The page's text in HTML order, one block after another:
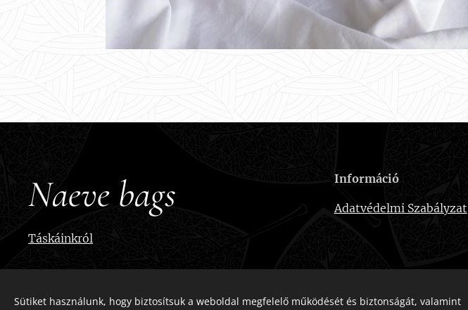
Naeve bags
Táskáinkról
Információ
Adatvédelmi Szabályzat
Sütiket használunk, hogy biztosítsuk a weboldal megfelelő működését és biztonságát, valamint